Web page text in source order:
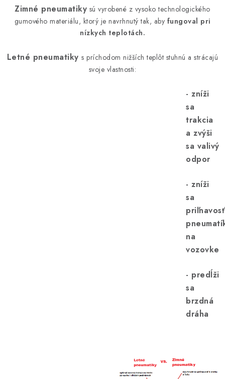
Zimné pneumatiky sú vyrobené z vysoko technologického
gumového materiálu, ktorý je navrhnutý tak, aby fungoval pri
nízkych teplotách.
Letné pneumatikys príchodom nižších teplôt stuhnú a strácajú
svoje vlastnosti:
- zníži
sa
trakcia
a zvýši
sa valivý
odpor
- zníži
sa
priľnavosť
na
vozovke
- predĺži
sa
brzdná
dráha